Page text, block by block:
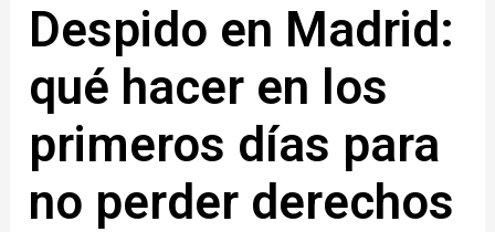
Despido en Madrid:
qué hacer en los
primeros días para
no perder derechos